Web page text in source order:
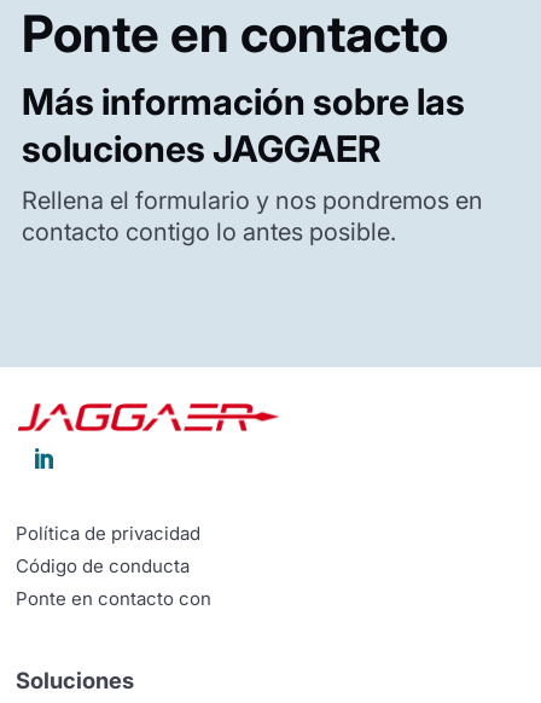
Ponte en contacto
Más información sobre las
soluciones JAGGAER
Rellena el formulario y nos pondremos en
contacto contigo lo antes posible.

Política de privacidad
Código de conducta
Ponte en contacto con
Soluciones